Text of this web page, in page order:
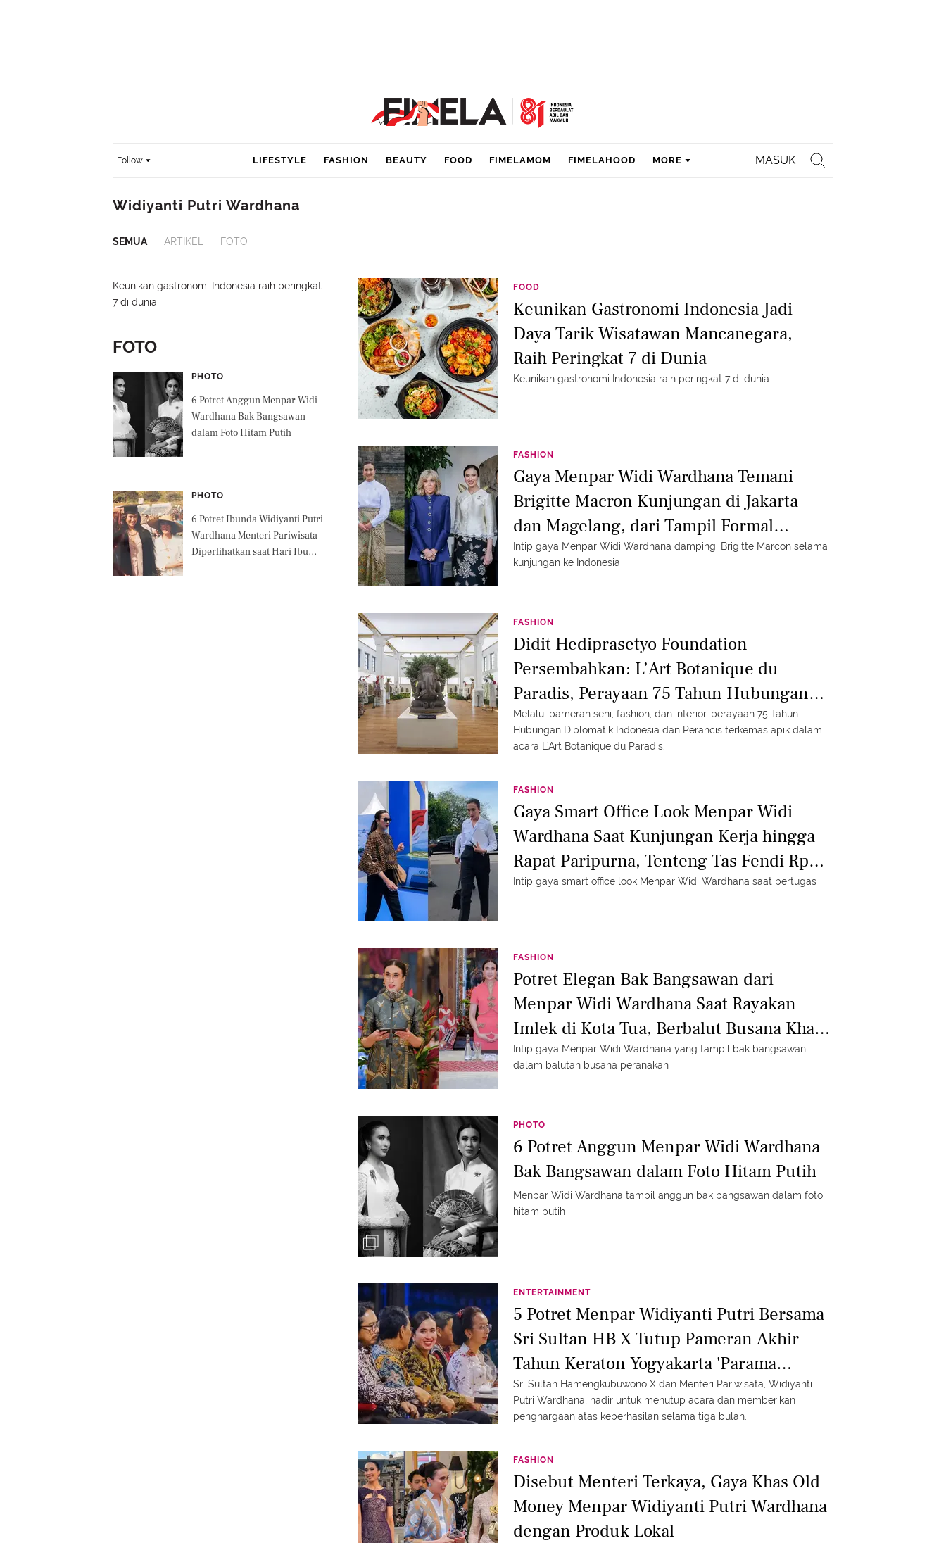
Follow MASUK
LIFESTYLE FASHION BEAUTY FOOD FIMELAMOM FIMELAHOOD MORE
Widiyanti Putri Wardhana
SEMUA ARTIKEL FOTO
Keunikan gastronomi Indonesia raih peringkat
7 di dunia
FOTO
PHOTO
6 Potret Anggun Menpar Widi
Wardhana Bak Bangsawan
dalam Foto Hitam Putih
PHOTO
6 Potret Ibunda Widiyanti Putri
Wardhana Menteri Pariwisata
Diperlihatkan saat Hari Ibu
FOOD
Keunikan Gastronomi Indonesia Jadi
Daya Tarik Wisatawan Mancanegara,
Raih Peringkat 7 di Dunia
Keunikan gastronomi Indonesia raih peringkat 7 di dunia
FASHION
Gaya Menpar Widi Wardhana Temani
Brigitte Macron Kunjungan di Jakarta
dan Magelang, dari Tampil Formal
hingga Pakai Sandal Anyaman
Intip gaya Menpar Widi Wardhana dampingi Brigitte Marcon selama
kunjungan ke Indonesia
FASHION
Didit Hediprasetyo Foundation
Persembahkan: L’Art Botanique du
Paradis, Perayaan 75 Tahun Hubungan
Diplomatik Indonesia dan Perancis
Melalui pameran seni, fashion, dan interior, perayaan 75 Tahun
Hubungan Diplomatik Indonesia dan Perancis terkemas apik dalam
acara L’Art Botanique du Paradis.
FASHION
Gaya Smart Office Look Menpar Widi
Wardhana Saat Kunjungan Kerja hingga
Rapat Paripurna, Tenteng Tas Fendi Rp89
Juta yang Beda Warna
Intip gaya smart office look Menpar Widi Wardhana saat bertugas
FASHION
Potret Elegan Bak Bangsawan dari
Menpar Widi Wardhana Saat Rayakan
Imlek di Kota Tua, Berbalut Busana Khas
Peranakan
Intip gaya Menpar Widi Wardhana yang tampil bak bangsawan
dalam balutan busana peranakan
PHOTO
6 Potret Anggun Menpar Widi Wardhana
Bak Bangsawan dalam Foto Hitam Putih
Menpar Widi Wardhana tampil anggun bak bangsawan dalam foto
hitam putih
ENTERTAINMENT
5 Potret Menpar Widiyanti Putri Bersama
Sri Sultan HB X Tutup Pameran Akhir
Tahun Keraton Yogyakarta 'Parama
Iswari'
Sri Sultan Hamengkubuwono X dan Menteri Pariwisata, Widiyanti
Putri Wardhana, hadir untuk menutup acara dan memberikan
penghargaan atas keberhasilan selama tiga bulan.
FASHION
Disebut Menteri Terkaya, Gaya Khas Old
Money Menpar Widiyanti Putri Wardhana
dengan Produk Lokal